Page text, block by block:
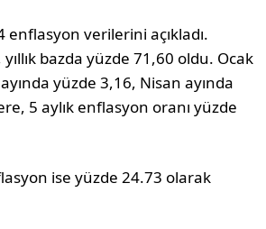
verilerini açıkladı.
bazda yüzde 71,60 oldu. Ocak
yüzde 3,16, Nisan ayında
5 aylık enflasyon oranı yüzde
ise yüzde 24.73 olarak